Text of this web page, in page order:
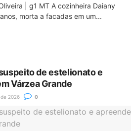
| g1 MT A cozinheira Daiany
morta a facadas em um...
de estelionato e
Várzea Grande
2026 0